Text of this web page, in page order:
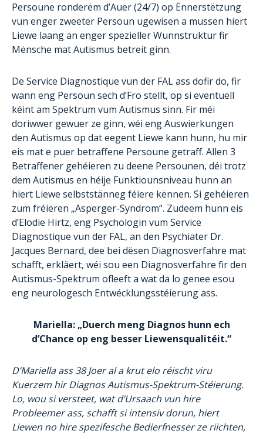
Persoune ronderëm d’Auer (24/7) op Ënnerstëtzung
vun enger zweeter Persoun ugewisen a mussen hiert
Liewe laang an enger spezieller Wunnstruktur fir
Mënsche mat Autismus betreit ginn.
De Service Diagnostique vun der FAL ass dofir do, fir
wann eng Persoun sech d’Fro stellt, op si eventuell
kéint am Spektrum vum Autismus sinn. Fir méi
doriwwer gewuer ze ginn, wéi eng Auswierkungen
den Autismus op dat eegent Liewe kann hunn, hu mir
eis mat e puer betraffene Persoune getraff. Allen 3
Betraffener gehéieren zu deene Persounen, déi trotz
dem Autismus en héije Funktiounsniveau hunn an
hiert Liewe selbststänneg féiere kënnen. Si gehéieren
zum fréieren „Asperger-Syndrom“. Zudeem hunn eis
d’Elodie Hirtz, eng Psychologin vum Service
Diagnostique vun der FAL, an den Psychiater Dr.
Jacques Bernard, dee bei dësen Diagnosverfahre mat
schafft, erkläert, wéi sou een Diagnosverfahre fir den
Autismus-Spektrum ofleeft a wat da lo genee esou
eng neurologesch Entwécklungsstéierung ass.
Mariella: „Duerch meng Diagnos hunn ech
d’Chance op eng besser Liewensqualitéit.“
D’Mariella ass 38 Joer al a krut elo réischt viru
Kuerzem hir Diagnos Autismus-Spektrum-Stéierung.
Lo, wou si versteet, wat d’Ursaach vun hire
Probleemer ass, schafft si intensiv dorun, hiert
Liewen no hire spezifesche Bedierfnesser ze riichten,